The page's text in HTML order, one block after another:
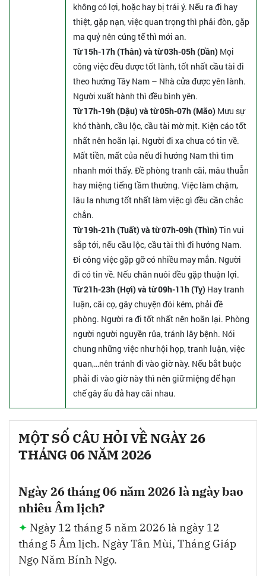
không có lợi, hoặc hay bị trái ý. Nếu ra đi hay
thiệt, gặp nạn, việc quan trọng thì phải đòn, gặp
ma quỷ nên cúng tế thì mới an.
Từ 15h-17h (Thân) và từ 03h-05h (Dần) Mọi
công việc đều được tốt lành, tốt nhất cầu tài đi
theo hướng Tây Nam – Nhà cửa được yên lành.
Người xuất hành thì đều bình yên.
Từ 17h-19h (Dậu) và từ 05h-07h (Mão) Mưu sự
khó thành, cầu lộc, cầu tài mờ mịt. Kiện cáo tốt
nhất nên hoãn lại. Người đi xa chưa có tin về.
Mất tiền, mất của nếu đi hướng Nam thì tìm
nhanh mới thấy. Đề phòng tranh cãi, mâu thuẫn
hay miệng tiếng tầm thường. Việc làm chậm,
lâu la nhưng tốt nhất làm việc gì đều cần chắc
chắn.
Từ 19h-21h (Tuất) và từ 07h-09h (Thìn) Tin vui
sắp tới, nếu cầu lộc, cầu tài thì đi hướng Nam.
Đi công việc gặp gỡ có nhiều may mắn. Người
đi có tin về. Nếu chăn nuôi đều gặp thuận lợi.
Từ 21h-23h (Hợi) và từ 09h-11h (Tỵ) Hay tranh
luận, cãi cọ, gây chuyện đói kém, phải đề
phòng. Người ra đi tốt nhất nên hoãn lại. Phòng
người người nguyền rủa, tránh lây bệnh. Nói
chung những việc như hội họp, tranh luận, việc
quan,…nên tránh đi vào giờ này. Nếu bắt buộc
phải đi vào giờ này thì nên giữ miệng để hạn
chế gây ẩu đả hay cãi nhau.
MỘT SỐ CÂU HỎI VỀ NGÀY 26
THÁNG 06 NĂM 2026
Ngày 26 tháng 06 năm 2026 là ngày bao
nhiêu Âm lịch?
Ngày 12 tháng 5 năm 2026 là ngày 12
tháng 5 Âm lịch. Ngày Tân Mùi, Tháng Giáp
Ngọ Năm Bính Ngọ.